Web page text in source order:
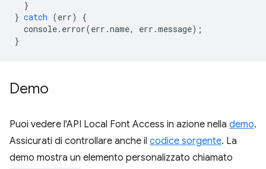
}
} catch (err)
{
console. error(err .name, err .message);
}
Demo
Puoi vedere l'API Local Font Access in azione nella demo.
Assicurati di controllare anche il codice sorgente. La
demo mostra un elemento personalizzato chiamato